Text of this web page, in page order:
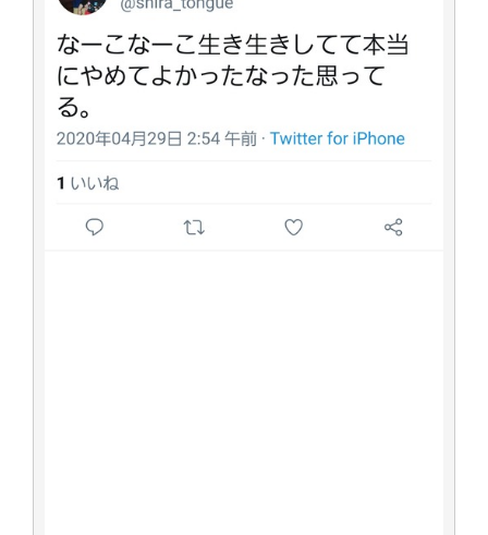
アイドル – ぷぅアンテナ / 【乃木坂46】日村勇紀 gif職人が切り抜いた名シ
ふぇどみ！ / 【悲報】呪術廻戦、視聴率5.1%
ふぇどみ！ / 【画像】スポ－ツキャスターお姉さん・ハメまくりだったｗｗ
ｗｗｗｗｗｗｗｗｗｗ
ふぇどみ！ / 【悲報】母「裕福な過程が高学歴になるとか大嘘。教育に金を
かけまくったうちの息子が団地住みの貧乏に学歴で負けた」